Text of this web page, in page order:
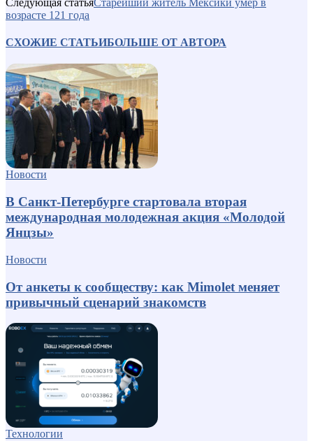
возрасте 121 года
СХОЖИЕ СТАТЬИБОЛЬШЕ ОТ АВТОРА
Новости
В Санкт-Петербурге стартовала вторая
международная молодежная акция «Молодой
Янцзы»
Новости
От анкеты к сообществу: как Mimolet меняет
привычный сценарий знакомств
Технологии